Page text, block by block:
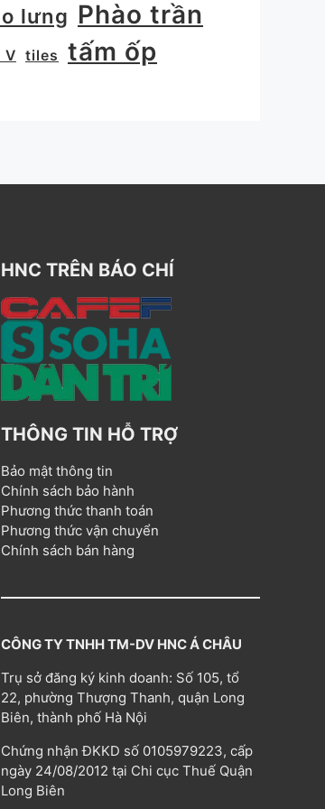
lưng Phào trần
V tiles tấm ốp
HNC TRÊN BÁO CHÍ
THÔNG TIN HỖ TRỢ
Bảo mật thông tin
Chính sách bảo hành
Phương thức thanh toán
Phương thức vận chuyển
Chính sách bán hàng
CÔNG TY TNHH TM-DV HNC Á CHÂU
Trụ sở đăng ký kinh doanh: Số 105, tổ
22, phường Thượng Thanh, quận Long
Biên, thành phố Hà Nội
Chứng nhận ĐKKD số 0105979223, cấp
ngày 24/08/2012 tại Chi cục Thuế Quận
Long Biên